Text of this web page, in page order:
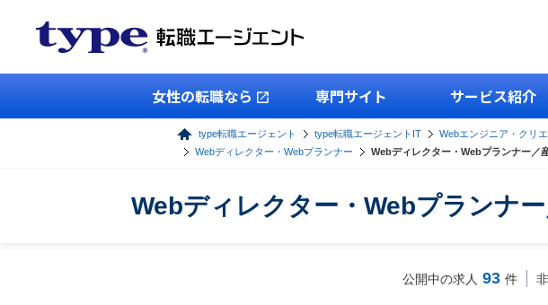
女性の転職なら 専門サイト サービス紹介
type転職エージェント type転職エージェントIT Webエンジニア・クリ
Webディレクター・Webプランナー
Webディレクター・Webプランナー／
Webディレクター・Webプランナ
公開中の求人 93 件